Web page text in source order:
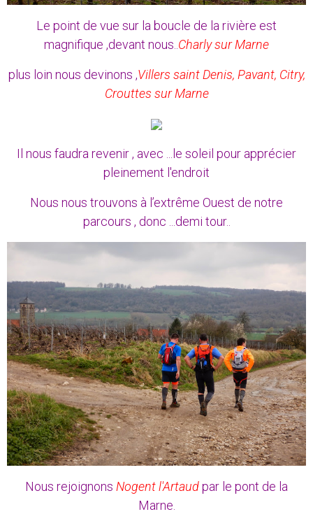
Le point de vue sur la boucle de la rivière est
magnifique ,devant nous.. Charly sur Marne
plus loin nous devinons ,Villers saint Denis, Pavant, Citry,
Crouttes sur Marne
Il nous faudra revenir , avec ...le soleil pour apprécier
pleinement l'endroit
Nous nous trouvons à l’extrême Ouest de notre
parcours , donc ...demi tour..
Nous rejoignons Nogent l'Artaudpar le pont de la
Marne.